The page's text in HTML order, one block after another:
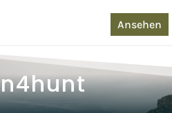
Ansehen